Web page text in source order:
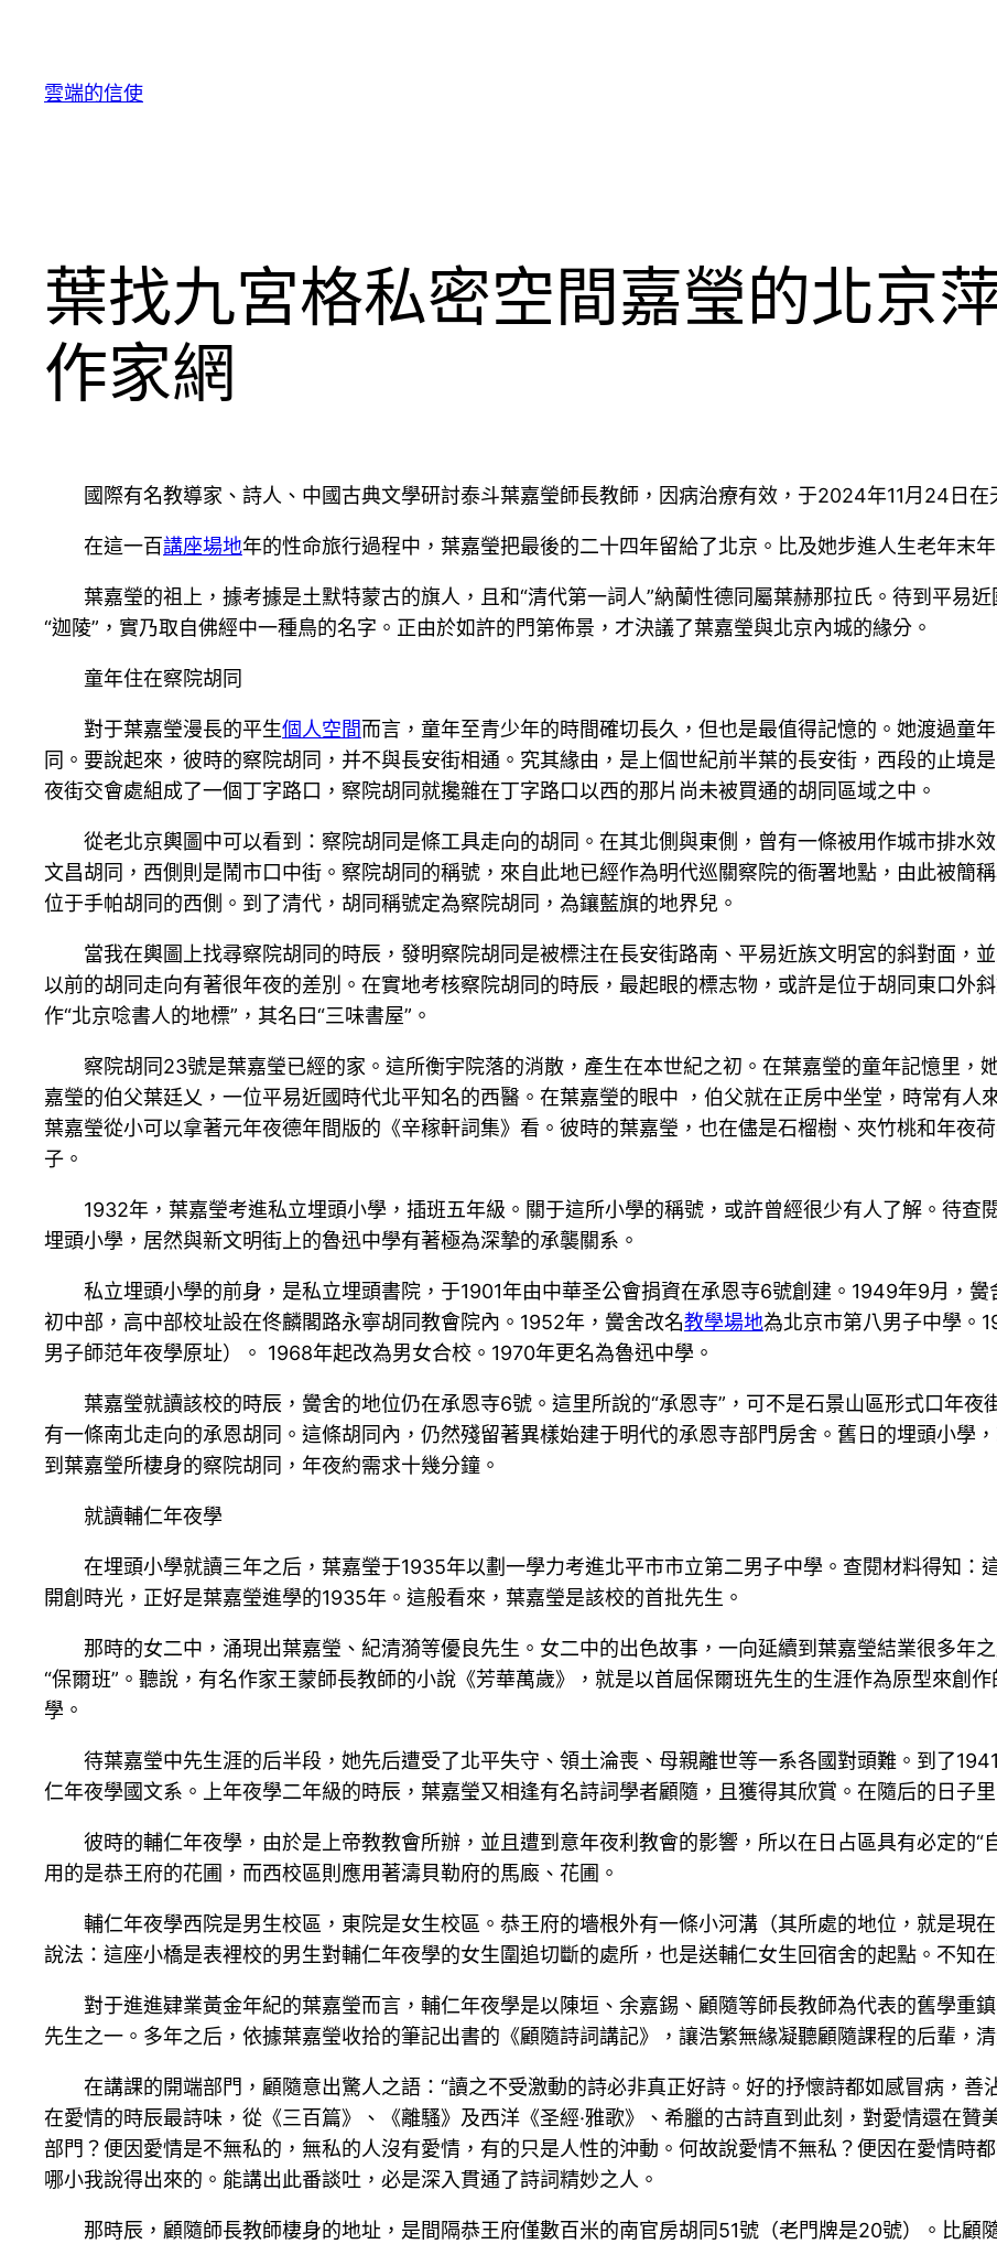
雲端的信使
葉找九宮格私密空間嘉瑩的北京
作家網
國際有名教導家、詩人、中國古典文學研討泰斗葉嘉瑩師長教師，因病治療有效，于2024年11月24日在
在這一百講座場地年的性命旅行過程中，葉嘉瑩把最後的二十四年留給了北京。比及她步進人生老年末
葉嘉瑩的祖上，據考據是土默特蒙古的旗人，且和“清代第一詞人”納蘭性德同屬葉赫那拉氏。待到平易
“迦陵”，實乃取自佛經中一種鳥的名字。正由於如許的門第佈景，才決議了葉嘉瑩與北京內城的緣分。
童年住在察院胡同
對于葉嘉瑩漫長的平生個人空間而言，童年至青少年的時間確切長久，但也是最值得記憶的。她渡過童
同。要說起來，彼時的察院胡同，并不與長安街相通。究其緣由，是上個世紀前半葉的長安街，西段的止境
夜街交會處組成了一個丁字路口，察院胡同就攙雜在丁字路口以西的那片尚未被買通的胡同區域之中。
從老北京輿圖中可以看到：察院胡同是條工具走向的胡同。在其北側與東側，曾有一條被用作城市排水
文昌胡同，西側則是鬧市口中街。察院胡同的稱號，來自此地已經作為明代巡關察院的衙署地點，由此被簡
位于手帕胡同的西側。到了清代，胡同稱號定為察院胡同，為鑲藍旗的地界兒。
當我在輿圖上找尋察院胡同的時辰，發明察院胡同是被標注在長安街路南、平易近族文明宮的斜對面，
以前的胡同走向有著很年夜的差別。在實地考核察院胡同的時辰，最起眼的標志物，或許是位于胡同東口外
作“北京唸書人的地標”，其名曰“三味書屋”。
察院胡同23號是葉嘉瑩已經的家。這所衡宇院落的消散，產生在本世紀之初。在葉嘉瑩的童年記憶里，
嘉瑩的伯父葉廷乂，一位平易近國時代北平知名的西醫。在葉嘉瑩的眼中 ，伯父就在正房中坐堂，時常有人
葉嘉瑩從小可以拿著元年夜德年間版的《辛稼軒詞集》看。彼時的葉嘉瑩，也在儘是石榴樹、夾竹桃和年夜
子。
1932年，葉嘉瑩考進私立埋頭小學，插班五年級。關于這所小學的稱號，或許曾經很少有人了解。待查
埋頭小學，居然與新文明街上的魯迅中學有著極為深摯的承襲關系。
私立埋頭小學的前身，是私立埋頭書院，于1901年由中華圣公會捐資在承恩寺6號創建。1949年9月，
初中部，高中部校址設在佟麟閣路永寧胡同教會院內。1952年，黌舍改名教學場地為北京市第八男子中學。
男子師范年夜學原址）。 1968年起改為男女合校。1970年更名為魯迅中學。
葉嘉瑩就讀該校的時辰，黌舍的地位仍在承恩寺6號。這里所說的“承恩寺”，可不是石景山區形式口年夜
有一條南北走向的承恩胡同。這條胡同內，仍然殘留著異樣始建于明代的承恩寺部門房舍。舊日的埋頭小學
到葉嘉瑩所棲身的察院胡同，年夜約需求十幾分鐘。
就讀輔仁年夜學
在埋頭小學就讀三年之后，葉嘉瑩于1935年以劃一學力考進北平市市立第二男子中學。查閱材料得知：
開創時光，正好是葉嘉瑩進學的1935年。這般看來，葉嘉瑩是該校的首批先生。
那時的女二中，涌現出葉嘉瑩、紀清漪等優良先生。女二中的出色故事，一向延續到葉嘉瑩結業很多年
“保爾班”。聽說，有名作家王蒙師長教師的小說《芳華萬歲》，就是以首屆保爾班先生的生涯作為原型來創
學。
待葉嘉瑩中先生涯的后半段，她先后遭受了北平失守、領土淪喪、母親離世等一系各國對頭難。到了
仁年夜學國文系。上年夜學二年級的時辰，葉嘉瑩又相逢有名詩詞學者顧隨，且獲得其欣賞。在隨后的日子
彼時的輔仁年夜學，由於是上帝教教會所辦，並且遭到意年夜利教會的影響，所以在日占區具有必定的
用的是恭王府的花圃，而西校區則應用著濤貝勒府的馬廄、花圃。
輔仁年夜學西院是男生校區，東院是女生校區。恭王府的墻根外有一條小河溝（其所處的地位，就是現
說法：這座小橋是表裡校的男生對輔仁年夜學的女生圍追切斷的處所，也是送輔仁女生回宿舍的起點。不知
對于進進肄業黃金年紀的葉嘉瑩而言，輔仁年夜學是以陳垣、余嘉錫、顧隨等師長教師為代表的舊學重
先生之一。多年之后，依據葉嘉瑩收拾的筆記出書的《顧隨詩詞講記》，讓浩繁無緣凝聽顧隨課程的后輩，
在講課的開端部門，顧隨意出驚人之語：“讀之不受激動的詩必非真正好詩。好的抒懷詩都如感冒病，善
在愛情的時辰最詩味，從《三百篇》、《離騷》及西洋《圣經·雅歌》、希臘的古詩直到此刻，對愛情還在贊
部門？便因愛情是不無私的，無私的人沒有愛情，有的只是人性的沖動。何故說愛情不無私？便因在愛情時
哪小我說得出來的。能講出此番談吐，必是深入貫通了詩詞精妙之人。
那時辰，顧隨師長教師棲身的地址，是間隔恭王府僅數百米的南官房胡同51號（老門牌是20號）。比顧